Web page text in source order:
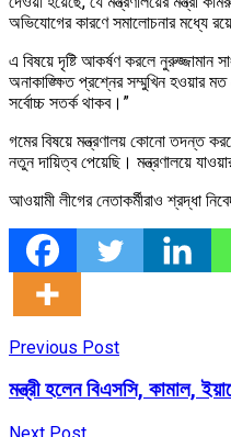
অভিযোগের কারণে সমালোচনার মধ্যে
এ বিষয়ে দৃষ্টি আকর্ষণ করলে নুরুজ্জামান
অনাকাঙ্ক্ষিত প্রশ্নের সম্মুখিন হওয়ার
সর্বোচ্চ সতর্ক থাকব।”
গমের বিষয়ে মন্ত্রণালয় কোনো তদন্ত
নতুন দায়িত্ব পেয়েছি। মন্ত্রণালয়ে
আওয়ামী লীগের নেতাকর্মীরাও শ্রদ্ধা
Previous Post
মন্ত্রী হলেন বিএসসি, কামাল,